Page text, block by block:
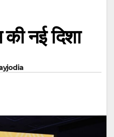
की नई दिशा